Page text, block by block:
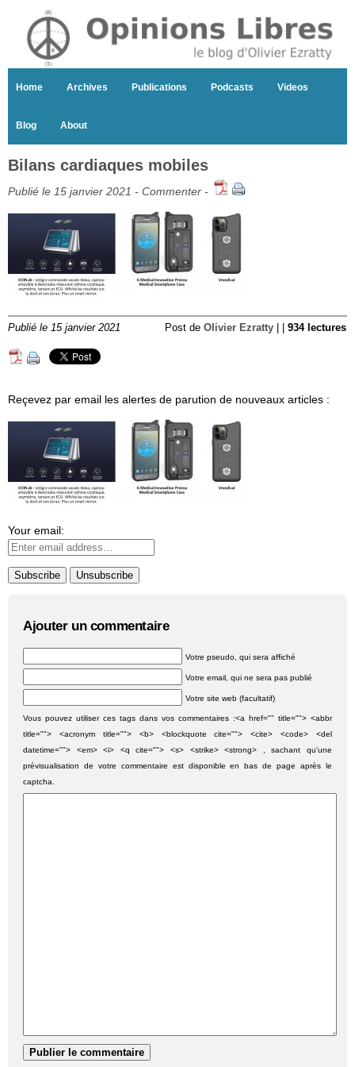
Home Archives Publications Podcasts Videos
Blog About
Bilans cardiaques mobiles
Publié le 15 janvier 2021 - Commenter -
Publié le 15 janvier 2021 Post de Olivier Ezratty 934 lectures
Reçevez par email les alertes de parution de nouveaux articles :
Your email:
Ajouter un commentaire
Votre pseudo, qui sera affiché
Votre email, qui ne sera pas publié
Votre site web (facultatif)
Vous pouvez utiliser ces tags dans vos commentaires :<a href="" title=""> <abbr
title=""> <acronym title=""> <b> <blockquote cite=""> <cite> <code> <del
datetime=""> <em> <i> <q cite=""> <s> <strike> <strong> , sachant qu'une
prévisualisation de votre commentaire est disponible en bas de page après le
captcha.